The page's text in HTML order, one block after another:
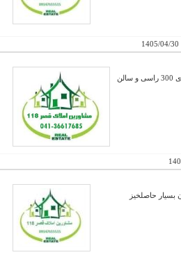
1405/04/30
فروش فوری صد و بیست هکتار زمین زراعی با سند شش دانگ دارای چاه عمیق با 21 لیتر بر ثانیه دارای مجوز دامداری 300 راسی و سالن
زنجان بسیار حاصلخیز